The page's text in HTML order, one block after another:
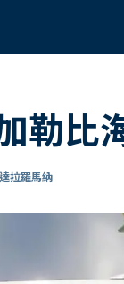
勒比
拉羅馬納